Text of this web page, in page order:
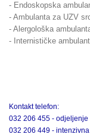
- Endoskopska
- Ambulanta za UZV
- Alergološka
- Internističke
Kontakt telefon:
032 206 455 - odjeljenje
032 206 449 -